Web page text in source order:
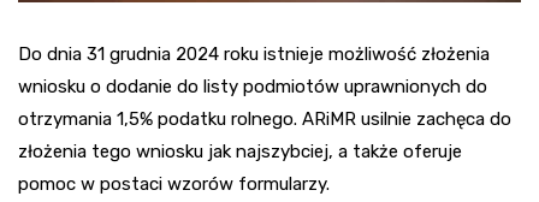
Do dnia 31 grudnia 2024 roku istnieje możliwość złożenia
wniosku o dodanie do listy podmiotów uprawnionych do
otrzymania 1,5% podatku rolnego. ARiMR usilnie zachęca do
złożenia tego wniosku jak najszybciej, a także oferuje
pomoc w postaci wzorów formularzy.